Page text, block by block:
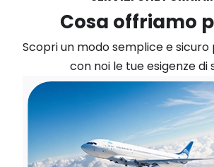
Cosa offriamo
Scopri un modo semplice e
con noi le tue esigenze di